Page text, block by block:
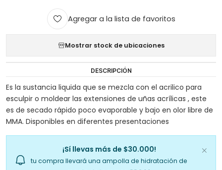
Agregar a la lista de favoritos
Mostrar stock de ubicaciones
DESCRIPCIÓN
Es la sustancia liquida que se mezcla con el acrilico para
esculpir o moldear las extensiones de uñas acrílicas , este
es de secado rápido poco evaporable y bajo en olor libre de
MMA. Disponibles en diferentes presentaciones
¡Sí llevas más de $30.000!
tu compra llevará una ampolla de hidratación de